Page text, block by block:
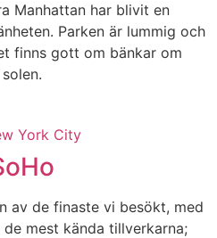
Manhattan har blivit en
Parken är lummig och
finns gott om bänkar om
av de finaste vi besökt, med
mest kända tillverkarna;